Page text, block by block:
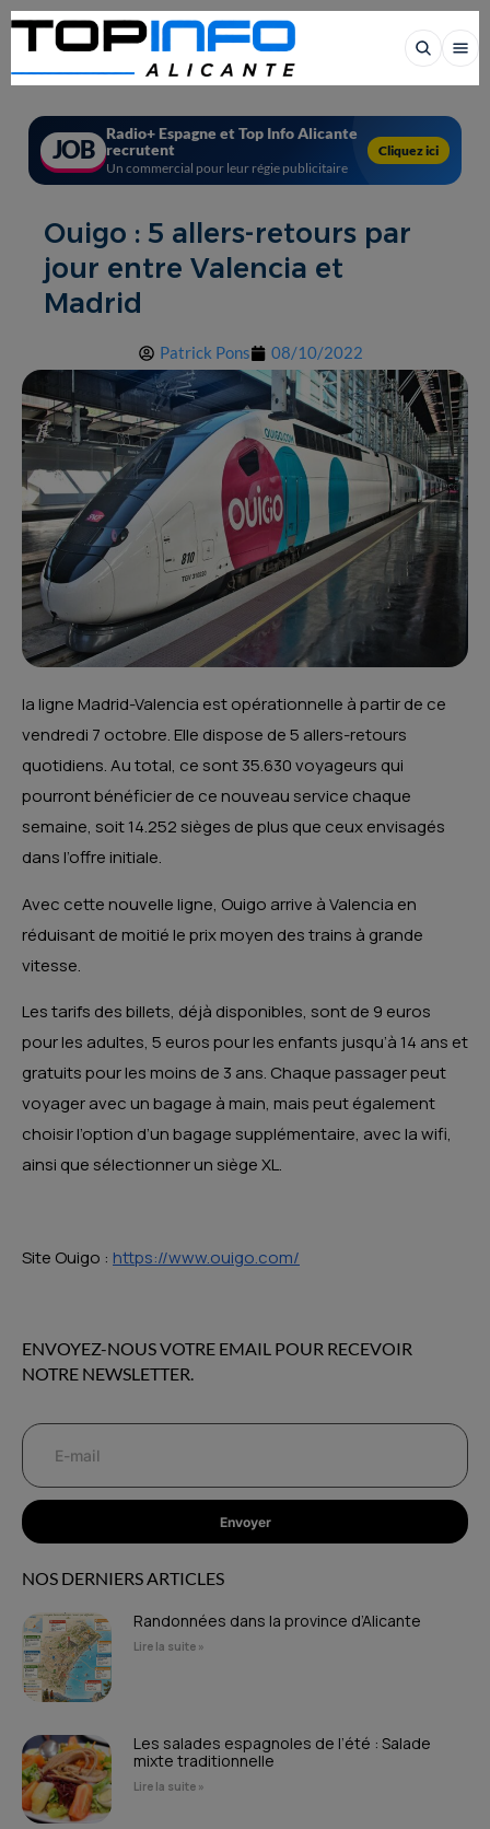
JOB
Radio+ Espagne et Top Info Alicante
recrutent
Un commercial pour leur régie publicitaire
Cliquez ici
Ouigo : 5 allers-retours par
jour entre Valencia et
Madrid
Patrick Pons 08/10/2022
la ligne Madrid-Valencia est opérationnelle à partir de ce
vendredi 7 octobre. Elle dispose de 5 allers-retours
quotidiens. Au total, ce sont 35.630 voyageurs qui
pourront bénéficier de ce nouveau service chaque
semaine, soit 14.252 sièges de plus que ceux envisagés
dans l’offre initiale.
Avec cette nouvelle ligne, Ouigo arrive à Valencia en
réduisant de moitié le prix moyen des trains à grande
vitesse.
Les tarifs des billets, déjà disponibles, sont de 9 euros
pour les adultes, 5 euros pour les enfants jusqu’à 14 ans et
gratuits pour les moins de 3 ans. Chaque passager peut
voyager avec un bagage à main, mais peut également
choisir l’option d’un bagage supplémentaire, avec la wifi,
ainsi que sélectionner un siège XL.
Site Ouigo : https://www.ouigo.com/
ENVOYEZ-NOUS VOTRE EMAIL POUR RECEVOIR
NOTRE NEWSLETTER.
Envoyer
NOS DERNIERS ARTICLES
Randonnées dans la province d’Alicante
Lire la suite »
Les salades espagnoles de l’été : Salade
mixte traditionnelle
Lire la suite »